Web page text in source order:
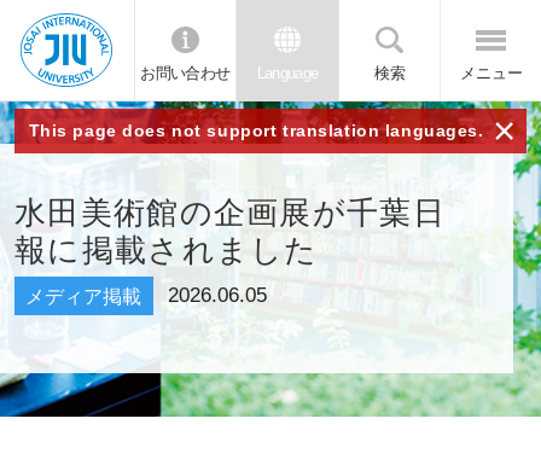
JIU 城西国
際大学
お問い合わせ Language 検索 メニュー
This page does not support translation languages. ×
水田美術館の企画展が千葉日
報に掲載されました
メディア掲載 2026.06.05